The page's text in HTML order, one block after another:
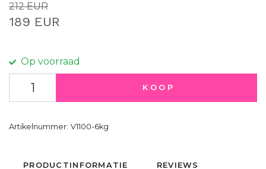
212 EUR
189 EUR
Op voorraad
KOOP
Artikelnummer: V1100-6kg
PRODUCTINFORMATIE REVIEWS